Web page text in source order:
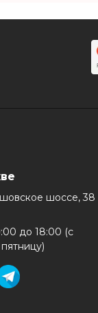
шоссе, 38
до 18:00 (с